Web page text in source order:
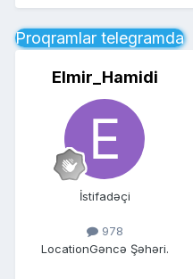
Proqramlar telegramda
Elmir_Hamidi
İstifadəçi
978
LocationGəncə Şəhəri.